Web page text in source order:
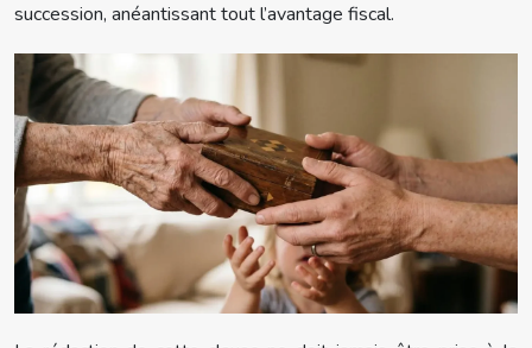
succession, anéantissant tout l’avantage fiscal.